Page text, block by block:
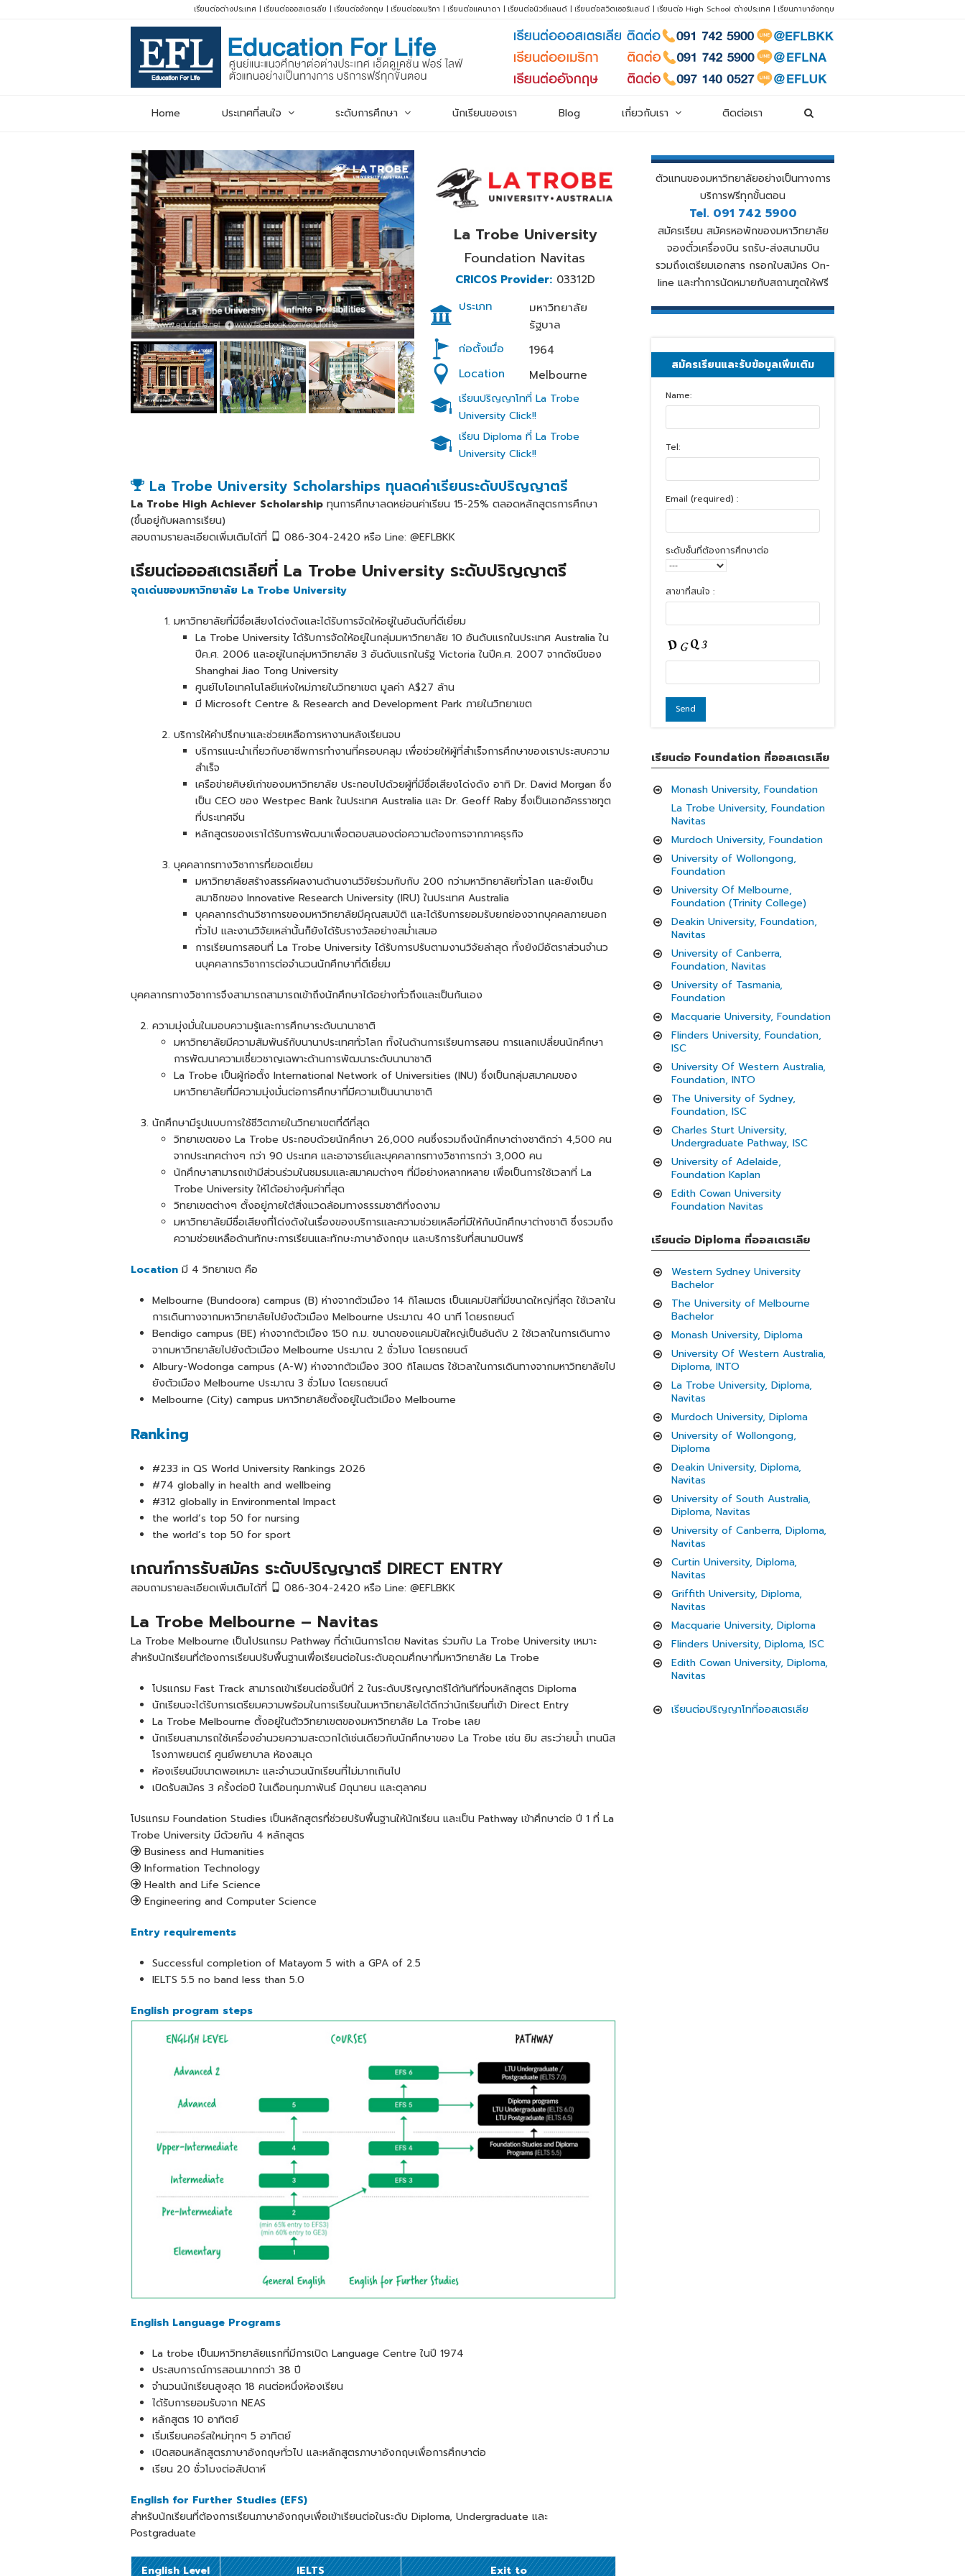
เรียนต่อต่างประเทศ | เรียนต่อออสเตรเลีย | เรียนต่ออังกฤษ | เรียนต่ออเมริกา | เรียนต่อแคนาดา | เรียนต่อนิวซีแลนด์ | เรียนต่อสวิตเซอร์แลนด์ | เรียนต่อ High School ต่างประเทศ | เรียนภาษาอังกฤษ
Home ประเทศที่สนใจ ระดับการศึกษา นักเรียนของเรา Blog เกี่ยวกับเรา ติดต่อเรา
La Trobe University
Foundation Navitas
CRICOS Provider:03312D
ประเภท
มหาวิทยาลัย
รัฐบาล
ก่อตั้งเมื่อ
1964
Location
Melbourne
เรียนปริญญาโทที่ La Trobe
University Click!!
เรียน Diploma ที่ La Trobe
University Click!!
La Trobe University Scholarships ทุนลดค่าเรียนระดับปริญญาตรี
La Trobe High Achiever Scholarship ทุนการศึกษาลดหย่อนค่าเรียน 15-25% ตลอดหลักสูตรการศึกษา
(ขึ้นอยู่กับผลการเรียน)
สอบถามรายละเอียดเพิ่มเติมได้ที่
086-304-2420 หรือ Line: @EFLBKK
เรียนต่อออสเตรเลียที่ La Trobe University ระดับปริญญาตรี
จุดเด่นของมหาวิทยาลัย La Trobe University
มหาวิทยาลัยที่มีชื่อเสียงโด่งดังและได้รับการจัดให้อยู่ในอันดับที่ดีเยี่ยม
La Trobe University ได้รับการจัดให้อยู่ในกลุ่มมหาวิทยาลัย 10 อันดับแรกในประเทศ Australia ใน
ปีค.ศ. 2006 และอยู่ในกลุ่มหาวิทยาลัย 3 อันดับแรกในรัฐ Victoria ในปีค.ศ. 2007 จากดัชนีของ
Shanghai Jiao Tong University
ศูนย์ไบโอเทคโนโลยีแห่งใหม่ภายในวิทยาเขต มูลค่า A$27 ล้าน
มี Microsoft Centre & Research and Development Park ภายในวิทยาเขต
บริการให้คำปรึกษาและช่วยเหลือการหางานหลังเรียนจบ
บริการแนะนำเกี่ยวกับอาชีพการทำงานที่ครอบคลุม เพื่อช่วยให้ผู้ที่สำเร็จการศึกษาของเราประสบความ
สำเร็จ
เครือข่ายศิษย์เก่าของมหาวิทยาลัย ประกอบไปด้วยผู้ที่มีชื่อเสียงโด่งดัง อาทิ Dr. David Morgan ซึ่ง
เป็น CEO ของ Westpec Bank ในประเทศ Australia และ Dr. Geoff Raby ซึ่งเป็นเอกอัครราชทูต
ที่ประเทศจีน
หลักสูตรของเราได้รับการพัฒนาเพื่อตอบสนองต่อความต้องการจากภาคธุรกิจ
บุคคลากรทางวิชาการที่ยอดเยี่ยม
มหาวิทยาลัยสร้างสรรค์ผลงานด้านงานวิจัยร่วมกับกับ 200 กว่ามหาวิทยาลัยทั่วโลก และยังเป็น
สมาชิกของ Innovative Research University (IRU) ในประเทศ Australia
บุคคลากรด้านวิชาการของมหาวิทยาลัยมีคุณสมบัติ และได้รับการยอมรับยกย่องจากบุคคลภายนอก
ทั่วไป และงานวิจัยเหล่านั้นก็ยังได้รับรางวัลอย่างสม่ำเสมอ
การเรียนการสอนที่ La Trobe University ได้รับการปรับตามงานวิจัยล่าสุด ทั้งยังมีอัตราส่วนจำนว
นบุคคลากรวิชาการต่อจำนวนนักศึกษาที่ดีเยี่ยม
บุคคลากรทางวิชาการจึงสามารถสามารถเข้าถึงนักศึกษาได้อย่างทั่วถึงและเป็นกันเอง
ความมุ่งมั่นในมอบความรู้และการศึกษาระดับนานาชาติ
มหาวิทยาลัยมีความสัมพันธ์กับนานาประเทศทั่วโลก ทั้งในด้านการเรียนการสอน การแลกเปลี่ยนนักศึกษา
การพัฒนาความเชี่ยวชาญเฉพาะด้านการพัฒนาระดับนานาชาติ
La Trobe เป็นผู้ก่อตั้ง International Network of Universities (INU) ซึ่งเป็นกลุ่มสมาคมของ
มหาวิทยาลัยที่มีความมุ่งมั่นต่อการศึกษาที่มีความเป็นนานาชาติ
นักศึกษามีรูปแบบการใช้ชีวิตภายในวิทยาเขตที่ดีที่สุด
วิทยาเขตของ La Trobe ประกอบด้วยนักศึกษา 26,000 คนซึ่งรวมถึงนักศึกษาต่างชาติกว่า 4,500 คน
จากประเทศต่างๆ กว่า 90 ประเทศ และอาจารย์และบุคคลากรทางวิชาการกว่า 3,000 คน
นักศึกษาสามารถเข้ามีส่วนร่วมในชมรมและสมาคมต่างๆ ที่มีอย่างหลากหลาย เพื่อเป็นการใช้เวลาที่ La
Trobe University ให้ได้อย่างคุ้มค่าที่สุด
วิทยาเขตต่างๆ ตั้งอยู่ภายใต้สิ่งแวดล้อมทางธรรมชาติที่งดงาม
มหาวิทยาลัยมีชื่อเสียงที่โด่งดังในเรื่องของบริการและความช่วยเหลือที่มีให้กับนักศึกษาต่างชาติ ซึ่งรวมถึง
ความช่วยเหลือด้านทักษะการเรียนและทักษะภาษาอังกฤษ และบริการรับที่สนามบินฟรี
Location มี 4 วิทยาเขต คือ
Melbourne (Bundoora) campus (B) ห่างจากตัวเมือง 14 กิโลเมตร เป็นแคมปัสที่มีขนาดใหญ่ที่สุด ใช้เวลาใน
การเดินทางจากมหาวิทยาลัยไปยังตัวเมือง Melbourne ประมาณ 40 นาที โดยรถยนต์
Bendigo campus (BE) ห่างจากตัวเมือง 150 ก.ม. ขนาดของแคมปัสใหญ่เป็นอันดับ 2 ใช้เวลาในการเดินทาง
จากมหาวิทยาลัยไปยังตัวเมือง Melbourne ประมาณ 2 ชั่วโมง โดยรถยนต์
Albury-Wodonga campus (A-W) ห่างจากตัวเมือง 300 กิโลเมตร ใช้เวลาในการเดินทางจากมหาวิทยาลัยไป
ยังตัวเมือง Melbourne ประมาณ 3 ชั่วโมง โดยรถยนต์
Melbourne (City) campus มหาวิทยาลัยตั้งอยู่ในตัวเมือง Melbourne
Ranking
#233 in QS World University Rankings 2026
#74 globally in health and wellbeing
#312 globally in Environmental Impact
the world’s top 50 for nursing
the world’s top 50 for sport
เกณฑ์การรับสมัคร ระดับปริญญาตรี DIRECT ENTRY
สอบถามรายละเอียดเพิ่มเติมได้ที่ 086-304-2420 หรือ Line: @EFLBKK
La Trobe Melbourne – Navitas
La Trobe Melbourne เป็นโปรแกรม Pathway ที่ดำเนินการโดย Navitas ร่วมกับ La Trobe University เหมาะ
สำหรับนักเรียนที่ต้องการเรียนปรับพื้นฐานเพื่อเรียนต่อในระดับอุดมศึกษาที่มหาวิทยาลัย La Trobe
โปรแกรม Fast Track สามารถเข้าเรียนต่อชั้นปีที่ 2 ในระดับปริญญาตรีได้ทันทีที่จบหลักสูตร Diploma
นักเรียนจะได้รับการเตรียมความพร้อมในการเรียนในมหาวิทยาลัยได้ดีกว่านักเรียนที่เข้า Direct Entry
La Trobe Melbourne ตั้งอยู่ในตัววิทยาเขตของมหาวิทยาลัย La Trobe เลย
นักเรียนสามารถใช้เครื่องอำนวยความสะดวกได้เช่นเดียวกับนักศึกษาของ La Trobe เช่น ยิม สระว่ายน้ำ เทนนิส
โรงภาพยนตร์ ศูนย์พยาบาล ห้องสมุด
ห้องเรียนมีขนาดพอเหมาะ และจำนวนนักเรียนที่ไม่มากเกินไป
เปิดรับสมัคร 3 ครั้งต่อปี ในเดือนกุมภาพันธ์ มิถุนายน และตุลาคม
โปรแกรม Foundation Studies เป็นหลักสูตรที่ช่วยปรับพื้นฐานให้นักเรียน และเป็น Pathway เข้าศึกษาต่อ ปี 1 ที่ La
Trobe University มีด้วยกัน 4 หลักสูตร
Business and Humanities
Information Technology
Health and Life Science
Engineering and Computer Science
Entry requirements
Successful completion of Matayom 5 with a GPA of 2.5
IELTS 5.5 no band less than 5.0
English program steps
English Language Programs
La trobe เป็นมหาวิทยาลัยแรกที่มีการเปิด Language Centre ในปี 1974
ประสบการณ์การสอนมากกว่า 38 ปี
จำนวนนักเรียนสูงสุด 18 คนต่อหนึ่งห้องเรียน
ได้รับการยอมรับจาก NEAS
หลักสูตร 10 อาทิตย์
เริ่มเรียนคอร์สใหม่ทุกๆ 5 อาทิตย์
เปิดสอนหลักสูตรภาษาอังกฤษทั่วไป และหลักสูตรภาษาอังกฤษเพื่อการศึกษาต่อ
เรียน 20 ชั่วโมงต่อสัปดาห์
English for Further Studies (EFS)
สำหรับนักเรียนที่ต้องการเรียนภาษาอังกฤษเพื่อเข้าเรียนต่อในระดับ Diploma, Undergraduate และ
Postgraduate
English Level IELTS Exit to
ตัวแทนของมหาวิทยาลัยอย่างเป็นทางการ
บริการฟรีทุกขั้นตอน
Tel. 091 742 5900
สมัครเรียน สมัครหอพักของมหาวิทยาลัย
จองตั๋วเครื่องบิน รถรับ-ส่งสนามบิน
รวมถึงเตรียมเอกสาร กรอกใบสมัคร On-
line และทำการนัดหมายกับสถานฑูตให้ฟรี
สมัครเรียนและรับข้อมูลเพิ่มเติม
Name:
Tel:
Email (required) :
ระดับชั้นที่ต้องการศึกษาต่อ
สาขาที่สนใจ :
เรียนต่อ Foundation ที่ออสเตรเลีย
Monash University, Foundation
La Trobe University, Foundation
Navitas
Murdoch University, Foundation
University of Wollongong,
Foundation
University Of Melbourne,
Foundation (Trinity College)
Deakin University, Foundation,
Navitas
University of Canberra,
Foundation, Navitas
University of Tasmania,
Foundation
Macquarie University, Foundation
Flinders University, Foundation,
ISC
University Of Western Australia,
Foundation, INTO
The University of Sydney,
Foundation, ISC
Charles Sturt University,
Undergraduate Pathway, ISC
University of Adelaide,
Foundation Kaplan
Edith Cowan University
Foundation Navitas
เรียนต่อ Diploma ที่ออสเตรเลีย
Western Sydney University
Bachelor
The University of Melbourne
Bachelor
Monash University, Diploma
University Of Western Australia,
Diploma, INTO
La Trobe University, Diploma,
Navitas
Murdoch University, Diploma
University of Wollongong,
Diploma
Deakin University, Diploma,
Navitas
University of South Australia,
Diploma, Navitas
University of Canberra, Diploma,
Navitas
Curtin University, Diploma,
Navitas
Griffith University, Diploma,
Navitas
Macquarie University, Diploma
Flinders University, Diploma, ISC
Edith Cowan University, Diploma,
Navitas
เรียนต่อปริญญาโทที่ออสเตรเลีย